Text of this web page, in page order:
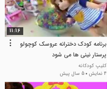
11:16
برنامه کودک دخترانه عروسک کوچولو
پرستار نینی ها می شود
کلیپ کودکانه
4 نمایش
5 سال پیش